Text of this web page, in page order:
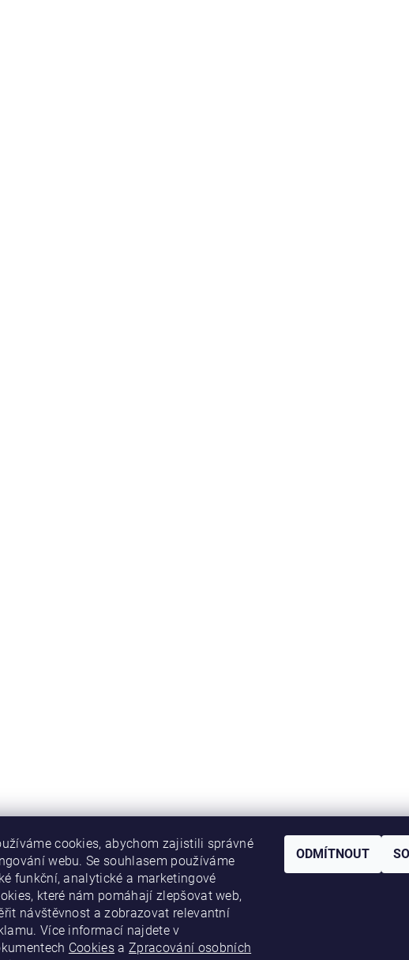
cookies, abychom zajistili správné
webu. Se souhlasem používáme
funkční, analytické a marketingové
které nám pomáhají zlepšovat web,
návštěvnost a zobrazovat relevantní
Více informací najdete v
Cookies aZpracování osobních
ODMÍTNOUT